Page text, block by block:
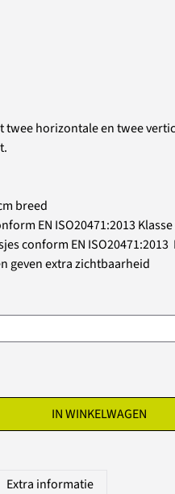
twee horizontale en twee
breed
EN ISO20471:2013 Klasse
conform EN ISO20471:2013
geven extra zichtbaarheid
IN WINKELWAGEN
Extra informatie